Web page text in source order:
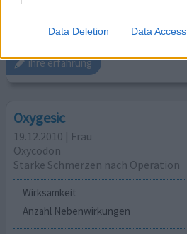
Data Deletion Data Access
Übelkeit, aber das war schnell
ihre erfahrung
Oxygesic
19.12.2010 | Frau
Oxycodon
Starke Schmerzen nach Operation
Wirksamkeit
Anzahl Nebenwirkungen